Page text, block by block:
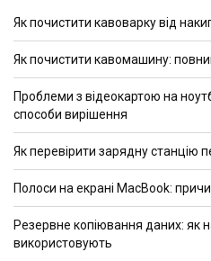
Як почистити кавоварку від
Як почистити кавомашину:
Проблеми з відеокартою на
способи вирішення
Як перевірити зарядну станцію
Полоси на екрані MacBook:
Резервне копіювання даних: як
використовують